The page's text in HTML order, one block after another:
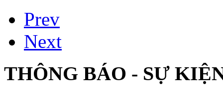
Prev
Next
THÔNG BÁO - SỰ